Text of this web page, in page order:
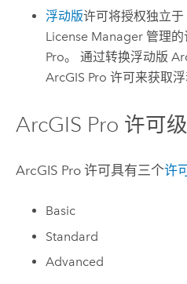
浮动版许可将授权独立
License Manager 管理
Pro。 通过转换浮动版
ArcGIS Pro 许可来获取浮
ArcGIS Pro 许可
ArcGIS Pro许可具有三个许
Basic
Standard
Advanced